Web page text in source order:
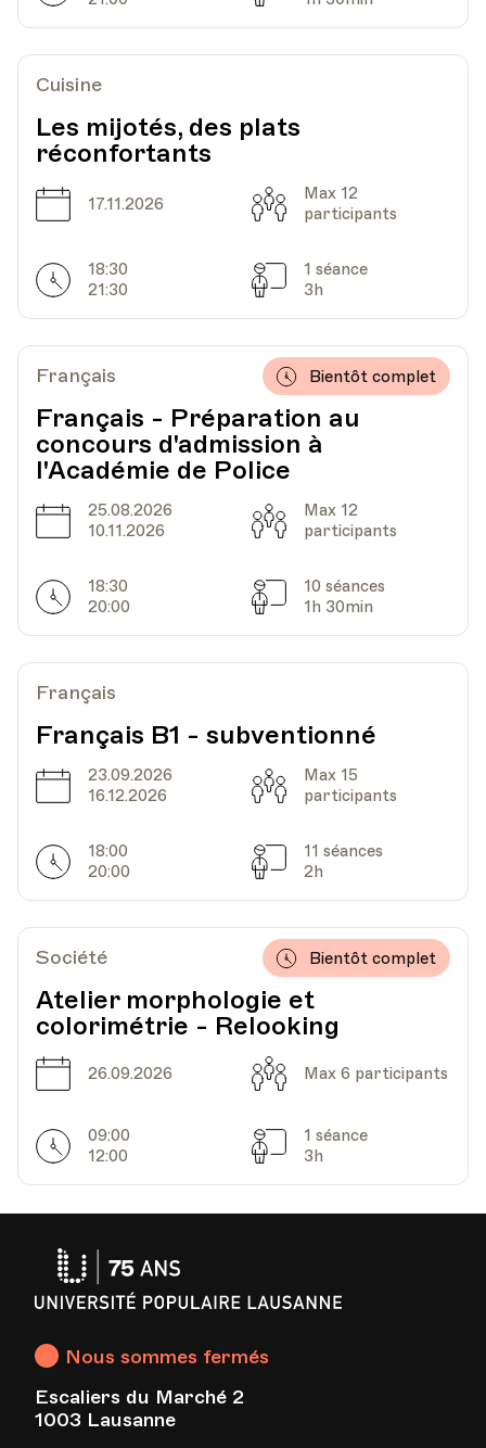
Cuisine
Les mijotés, des plats
réconfortants
Date
17.11.2026 Capacité
Max 12
participants
Horarires
18:30
21:30
Séances
1 séance
3h
Français
Français - Préparation au
concours d'admission à
l'Académie de Police
Bientôt complet
Date
25.08.2026
10.11.2026
Capacité
Max 12
participants
Horarires
18:30
20:00
Séances
10 séances
1h 30min
Français
Français B1 - subventionné
Date
23.09.2026
16.12.2026
Capacité
Max 15
participants
Horarires
18:00
20:00
Séances
11 séances
2h
Société
Atelier morphologie et
colorimétrie - Relooking
Bientôt complet
Date
26.09.2026 Capacité
Max 6 participants
Horarires
09:00
12:00
Séances
1 séance
3h
Nous sommes fermés
Escaliers du Marché 2
1003 Lausanne